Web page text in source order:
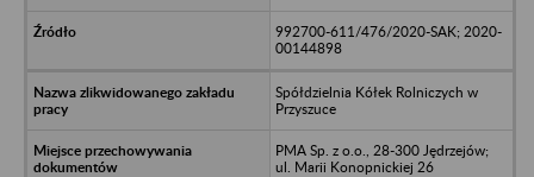
992700-611/476/2020-SAK; 2020-
00144898
Spółdzielnia Kółek Rolniczych w
Przyszuce
PMA Sp. z o.o., 28-300 Jędrzejów;
ul. Marii Konopnickiej 26